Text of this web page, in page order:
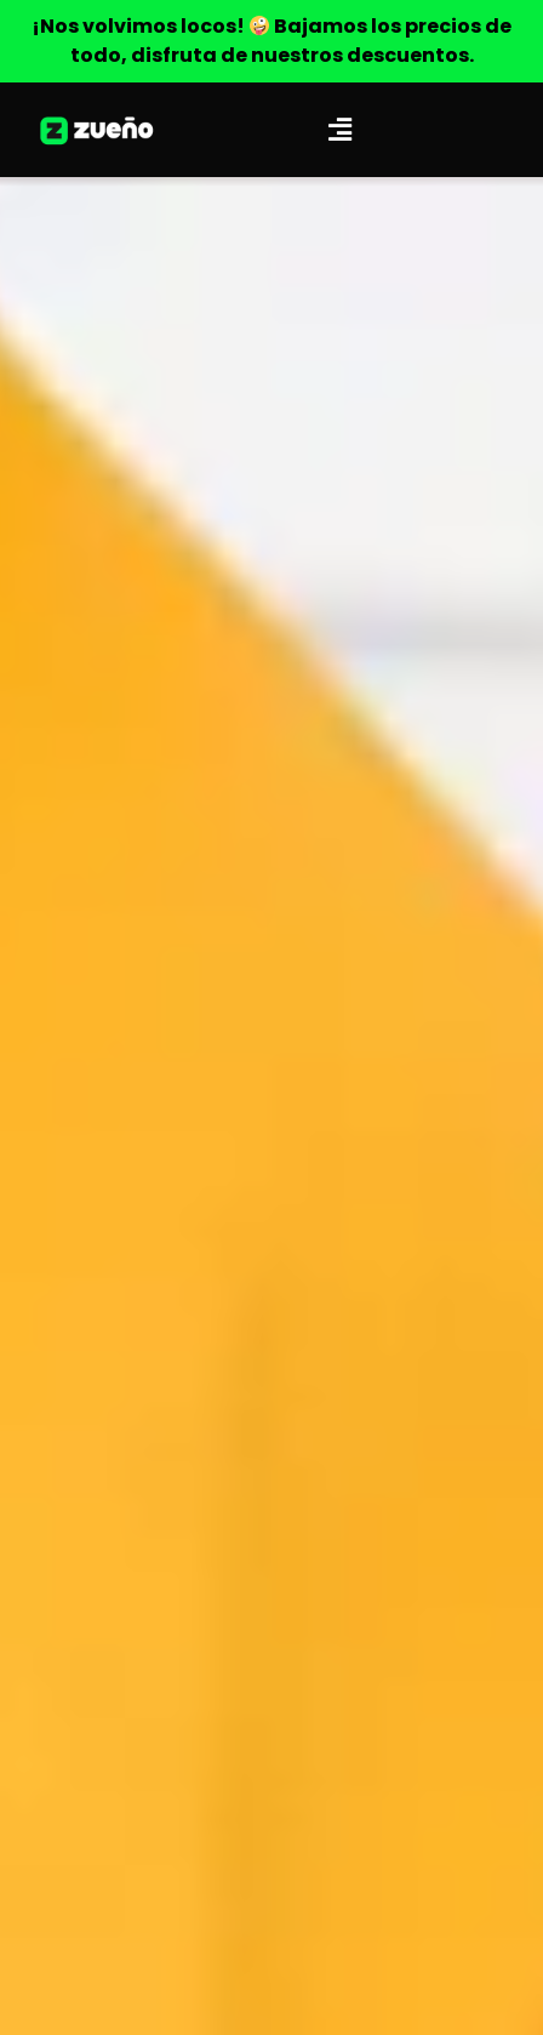
¡Nos volvimos locos!
Bajamos los precios de
todo, disfruta de nuestros descuentos.